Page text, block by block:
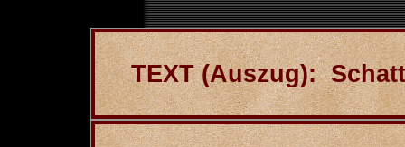
TEXT (Auszug):